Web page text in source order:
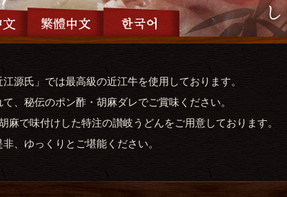
源氏」では最高級の近江牛を使用しております。
、秘伝のポン酢・胡麻ダレでご賞味ください。
麻で味付けした特注の讃岐うどんをご用意しております。
非、ゆっくりとご堪能ください。